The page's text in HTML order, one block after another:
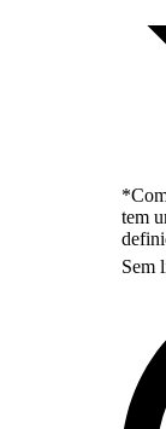
tem
Sem